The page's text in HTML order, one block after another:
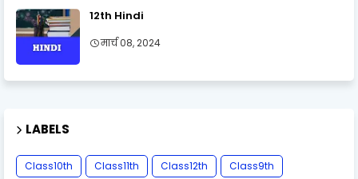
12th Hindi
मार्च 08, 2024
LABELS
Class10th Class11th Class12th Class9th